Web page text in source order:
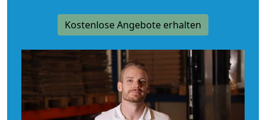
Kostenlose Angebote erhalten